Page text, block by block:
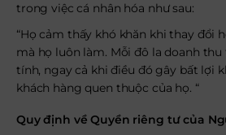
trong việc cá nhân hóa như sau:
“Họ cảm thấy khó khăn khi thay đổi
mà họ luôn làm. Mỗi đô la doanh
tính, ngay cả khi điều đó gây bất lợi
khách hàng quen thuộc của họ. “
Quy định về Quyền riêng tư của